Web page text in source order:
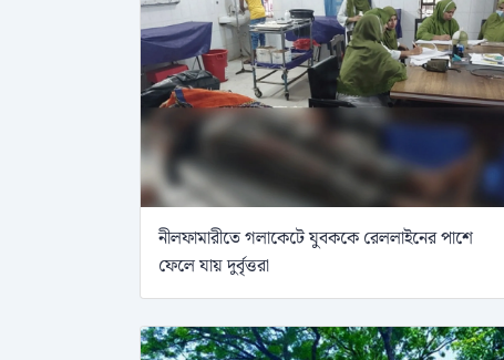
নীলফামারীতে গলাকেটে যুবককে রেললাইনের পাশে
ফেলে যায় দুর্বৃত্তরা